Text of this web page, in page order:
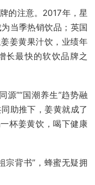
的注意。2017年，星
当季热销饮品；英国
姜黄果汁饮，业绩年
长最快的软饮品牌之
源”“国潮养生”趋势融
助推下，姜黄就成了
杯姜黄饮，喝下健康
宗背书”，蜂蜜无疑拥